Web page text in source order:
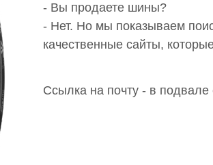
- Вы продаете шины?
- Нет. Но мы показываем
качественные сайты,
Ссылка на почту - в подвале